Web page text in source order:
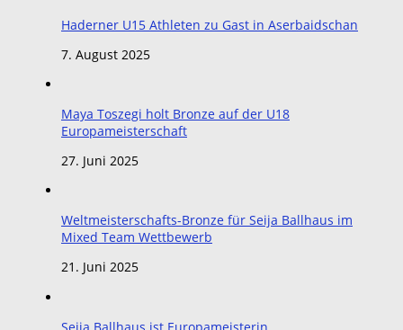
Haderner U15 Athleten zu Gast in Aserbaidschan
7. August 2025
Maya Toszegi holt Bronze auf der U18
Europameisterschaft
27. Juni 2025
Weltmeisterschafts-Bronze für Seija Ballhaus im
Mixed Team Wettbewerb
21. Juni 2025
Seija Ballhaus ist Europameisterin